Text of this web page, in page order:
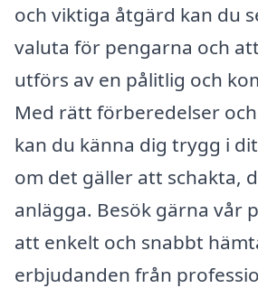
och viktiga åtgärd kan du
valuta för pengarna och
utförs av en pålitlig och
Med rätt förberedelser
kan du känna dig trygg i
om det gäller att schakta,
anlägga. Besök gärna vår
att enkelt och snabbt
erbjudanden från